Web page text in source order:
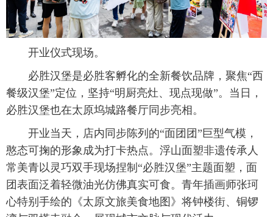
开业仪式现场。
必胜汉堡是必胜客孵化的全新餐饮品牌，聚焦“西
餐级汉堡”定位，坚持“明厨亮灶、现点现做”。当日，
必胜汉堡也在太原坞城路餐厅同步亮相。
开业当天，店内同步陈列的“面团团”巨型气模，
憨态可掬的形象成为打卡热点。浮山面塑非遗传承人
常美青以灵巧双手现场捏制“必胜汉堡”主题面塑，面
团表面泛着轻微油光仿佛真实可食。青年插画师张珂
心特别手绘的《太原文旅美食地图》将钟楼街、铜锣